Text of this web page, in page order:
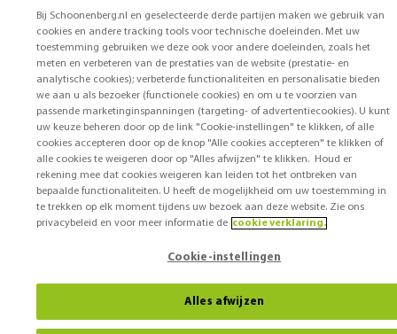
Bij Schoonenberg.nl en geselecteerde derde partijen maken we gebruik van
cookies en andere tracking tools voor technische doeleinden. Met uw
toestemming gebruiken we deze ook voor andere doeleinden, zoals het
meten en verbeteren van de prestaties van de website (prestatie- en
analytische cookies); verbeterde functionaliteiten en personalisatie bieden
we aan u als bezoeker (functionele cookies) en om u te voorzien van
passende marketinginspanningen (targeting- of advertentiecookies). U kunt
uw keuze beheren door op de link "Cookie-instellingen" te klikken, of alle
cookies accepteren door op de knop "Alle cookies accepteren" te klikken of
alle cookies te weigeren door op "Alles afwijzen" te klikken. Houd er
rekening mee dat cookies weigeren kan leiden tot het ontbreken van
bepaalde functionaliteiten. U heeft de mogelijkheid om uw toestemming in
te trekken op elk moment tijdens uw bezoek aan deze website. Zie ons
privacybeleid en voor meer informatie de cookie verklaring.
Cookie-instellingen
Alles afwijzen